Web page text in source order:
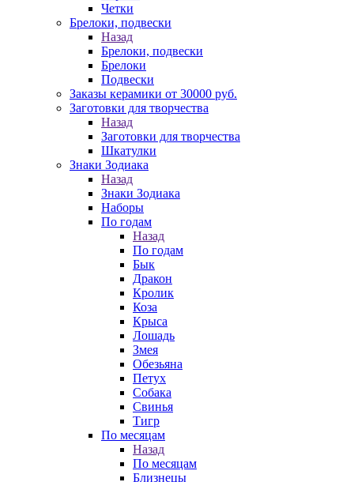
Четки
Брелоки, подвески
Назад
Брелоки, подвески
Брелоки
Подвески
Заказы керамики от 30000 руб.
Заготовки для творчества
Назад
Заготовки для творчества
Шкатулки
Знаки Зодиака
Назад
Знаки Зодиака
Наборы
По годам
Назад
По годам
Бык
Дракон
Кролик
Коза
Крыса
Лошадь
Змея
Обезьяна
Петух
Собака
Свинья
Тигр
По месяцам
Назад
По месяцам
Близнецы